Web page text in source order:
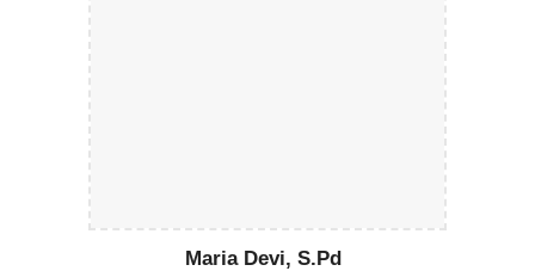
Maria Devi, S.Pd